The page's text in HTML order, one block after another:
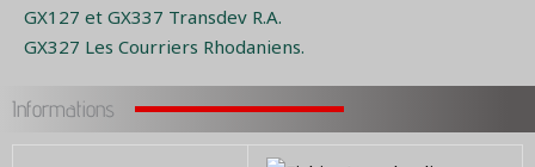
GX127 et GX337 Transdev R.A.
GX327 Les Courriers Rhodaniens.
Informations